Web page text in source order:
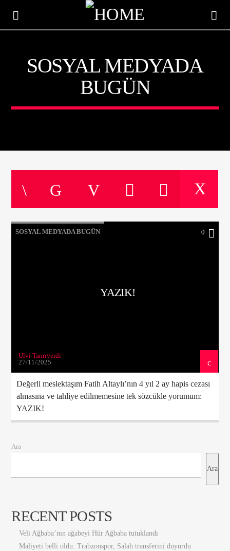
ŞU AN ÇALAN
TITLE
ARTIST
GÜNE BAŞLARKEN
SOSYAL MEDYADA
BUGÜN
SOSYAL MEDYADA BUGÜN 0
YAZIK!
Ulvi Tanrıverdi
27/11/2025
Değerli meslektaşım Fatih Altaylı’nın 4 yıl 2 ay hapis cezası
almasına ve tahliye edilmemesine tek sözcükle yorumum:
YAZIK!
Ara
Ara
RECENT POSTS
Veli Ağbaba’nın ağabeyi Hür Ağbaba tutuklandı
Maliyeti belli oldu: Trabzonspor, Salah transferini duyurdu